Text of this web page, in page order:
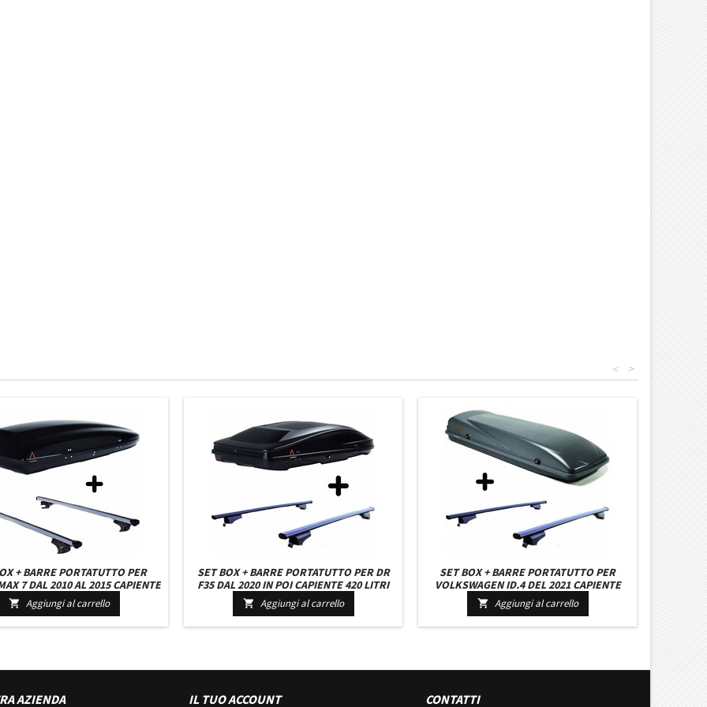
>
<
+ BARRE PORTATUTTO PER
7 DAL 2010 AL 2015 CAPIENTE
NERO CON 2 SERRATURE BARRE
127 CM C/SERRATURA
 Aggiungi al carrello
SET BOX + BARRE PORTATUTTO PER DR
F35 DAL 2020 IN POI CAPIENTE 420 LITRI
COLORE NERO CON 2 SERRATURE BARRE
127 CM + KIT ATTACCHI
 Aggiungi al carrello
SET BOX + BARRE PORTATUTTO PER
VOLKSWAGEN ID.4 DEL 2021 CAPIENTE
410 LITRI COLORE GRIGIO CON CHIAVI
BARRE 127 CM + KIT ATTACCHI
 Aggiungi al carrello
AZIENDA IL TUO ACCOUNT CONTATTI